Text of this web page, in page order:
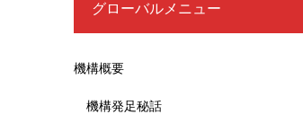
グローバルメニュー
機構概要
機構発足秘話